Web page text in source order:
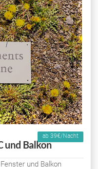
und Balkon
ab 39€/Nacht
und Balkon